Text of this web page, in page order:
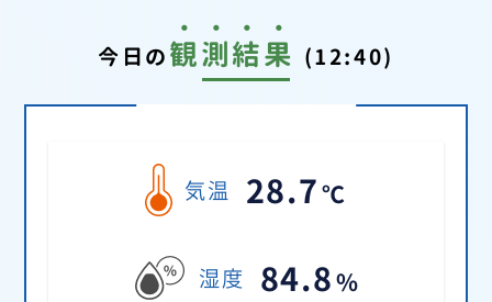
今日の観測結果 (12:40)
気温 28.7
湿度 84.8